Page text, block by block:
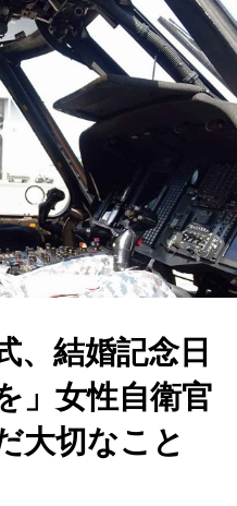
、結婚記念日
」女性自衛官
大切なこと